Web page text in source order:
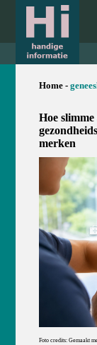
Home -
Hoe slimme
merken
Foto credits: Gemaakt